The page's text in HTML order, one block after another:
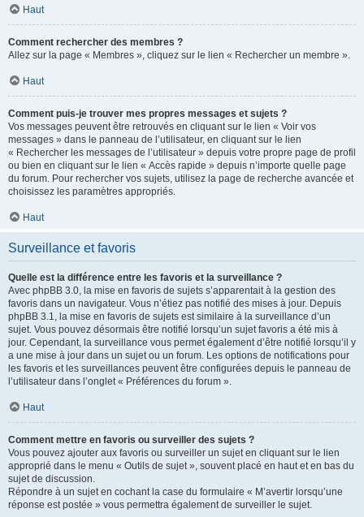
Haut
Comment rechercher des membres ?
Allez sur la page « Membres », cliquez sur le lien « Rechercher un membre ».
Haut
Comment puis-je trouver mes propres messages et sujets ?
Vos messages peuvent être retrouvés en cliquant sur le lien « Voir vos
messages » dans le panneau de l’utilisateur, en cliquant sur le lien
« Rechercher les messages de l’utilisateur » depuis votre propre page de profil
ou bien en cliquant sur le lien « Accès rapide » depuis n’importe quelle page
du forum. Pour rechercher vos sujets, utilisez la page de recherche avancée et
choisissez les paramètres appropriés.
Haut
Surveillance et favoris
Quelle est la différence entre les favoris et la surveillance ?
Avec phpBB 3.0, la mise en favoris de sujets s’apparentait à la gestion des
favoris dans un navigateur. Vous n’étiez pas notifié des mises à jour. Depuis
phpBB 3.1, la mise en favoris de sujets est similaire à la surveillance d’un
sujet. Vous pouvez désormais être notifié lorsqu’un sujet favoris a été mis à
jour. Cependant, la surveillance vous permet également d’être notifié lorsqu’il y
a une mise à jour dans un sujet ou un forum. Les options de notifications pour
les favoris et les surveillances peuvent être configurées depuis le panneau de
l’utilisateur dans l’onglet « Préférences du forum ».
Haut
Comment mettre en favoris ou surveiller des sujets ?
Vous pouvez ajouter aux favoris ou surveiller un sujet en cliquant sur le lien
approprié dans le menu « Outils de sujet », souvent placé en haut et en bas du
sujet de discussion.
Répondre à un sujet en cochant la case du formulaire « M’avertir lorsqu’une
réponse est postée » vous permettra également de surveiller le sujet.